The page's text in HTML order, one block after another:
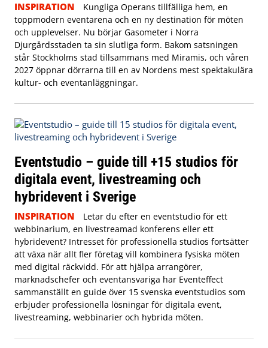
INSPIRATION
Kungliga Operans tillfälliga hem, en
toppmodern eventarena och en ny destination för möten
och upplevelser. Nu börjar Gasometer i Norra
Djurgårdsstaden ta sin slutliga form. Bakom satsningen
står Stockholms stad tillsammans med Miramis, och våren
2027 öppnar dörrarna till en av Nordens mest spektakulära
kultur- och eventanläggningar.
Eventstudio – guide till +15 studios för
digitala event, livestreaming och
hybridevent i Sverige
INSPIRATION
Letar du efter en eventstudio för ett
webbinarium, en livestreamad konferens eller ett
hybridevent? Intresset för professionella studios fortsätter
att växa när allt fler företag vill kombinera fysiska möten
med digital räckvidd. För att hjälpa arrangörer,
marknadschefer och eventansvariga har Eventeffect
sammanställt en guide över 15 svenska eventstudios som
erbjuder professionella lösningar för digitala event,
livestreaming, webbinarier och hybrida möten.